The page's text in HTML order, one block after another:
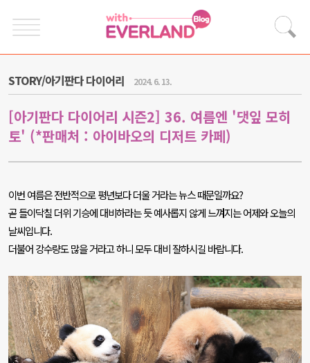
STORY/아기판다 다이어리 2024. 6. 13.
[아기판다 다이어리 시즌2] 36. 여름엔 '댓잎 모히
토' (*판매처 : 아이바오의 디저트 카페)
이번 여름은 전반적으로 평년보다 더울 거라는 뉴스 때문일까요?
곧 들이닥칠 더위 기승에 대비하라는 듯 예사롭지 않게 느껴지는 어제와 오늘의
날씨입니다.
더불어 강수량도 많을 거라고 하니 모두 대비 잘하시길 바랍니다.